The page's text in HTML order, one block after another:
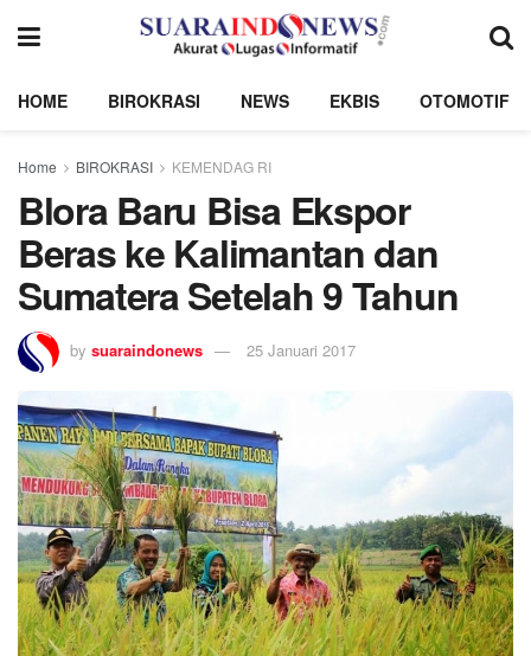
HOME BIROKRASI NEWS EKBIS OTOMOTIF
Home BIROKRASI KEMENDAG RI
Blora Baru Bisa Ekspor
Beras ke Kalimantan dan
Sumatera Setelah 9 Tahun
by suaraindonews 25 Januari 2017